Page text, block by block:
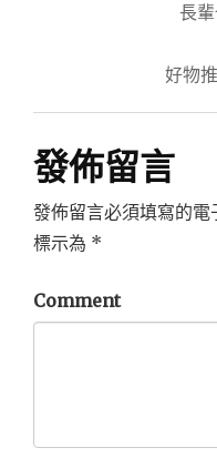
長
好物
發佈留言
發佈留言必須填寫的電
標示為 *
Comment